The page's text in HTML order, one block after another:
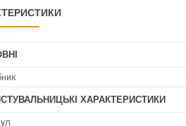
ХАРАКТЕРИСТИКИ